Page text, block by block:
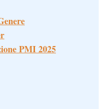
PMI 2025